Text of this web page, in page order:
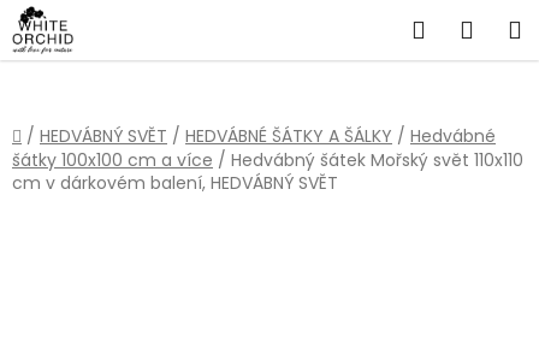
Přejít
na
obsah
Hledat
Domů
/ HEDVÁBNÝ SVĚT / HEDVÁBNÉ ŠÁTKY A ŠÁLKY / Hedvábné
šátky 100x100 cm a více / Hedvábný šátek Mořský svět 110x110
cm v dárkovém balení, HEDVÁBNÝ SVĚT